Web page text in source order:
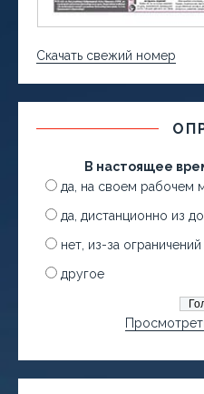
Скачать свежий номер
В настоящее
да, на своем рабочем
да, дистанционно из
нет, из-за ограничений
другое